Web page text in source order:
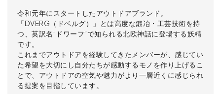
令和元年にスタートしたアウトドアブランド。
「DVERG（ドベルグ）」とは高度な鍛冶・工芸技術を持
つ、英訳名”ドワーフ”で知られる北欧神話に登場する妖精
です。
これまでアウトドアを経験してきたメンバーが、感じてい
た希望を大切にし自分たちが感動するモノを作り上げるこ
とで、アウトドアの空気や魅力がより一層近くに感じられ
る提案を目指しています。